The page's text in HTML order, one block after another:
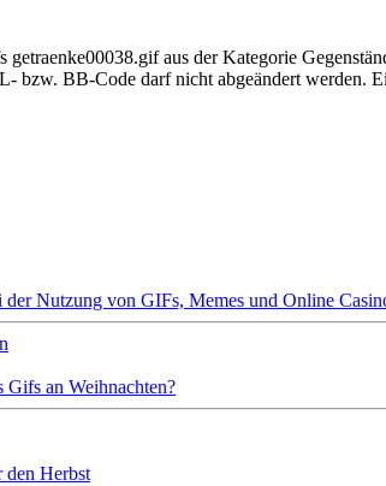
aus der Kategorie
bzw. BB-Code darf nicht abgeändert werden.
Nutzung von GIFs, Memes und Online
Gifs an Weihnachten?
Herbst